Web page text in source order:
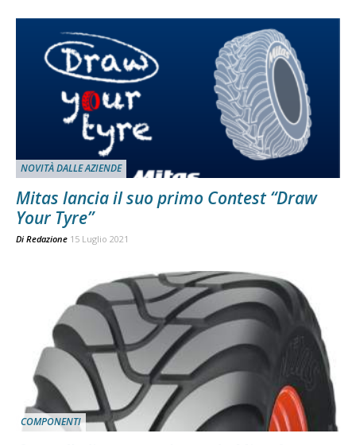
NOVITÀ DALLE AZIENDE
Mitas lancia il suo primo Contest “Draw
Your Tyre”
Di Redazione 15 Luglio 2021
COMPONENTI